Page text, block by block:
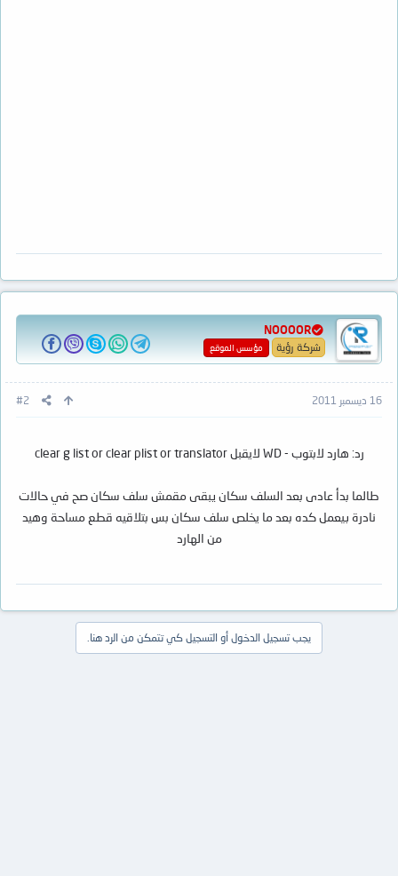
NOOOOR
شركة رؤية مؤسس الموقع
16 ديسمبر 2011 #2
رد: هارد لابتوب - WD لايقبل clear g list or clear plist or translator
طالما بدأ عادى بعد السلف سكان يبقى مقمش سلف سكان صح في حالات
نادرة بيعمل كده بعد ما يخلص سلف سكان بس بتلاقيه قطع مساحة وهيد
من الهارد
يجب تسجيل الدخول أو التسجيل كي تتمكن من الرد هنا.